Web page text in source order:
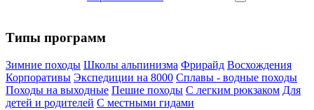
Типы программ
Зимние походы Школы альпинизма Фрирайд Восхождения
Корпоративы Экспедиции на 8000 Сплавы - водные походы
Походы на выходные Пешие походы С легким рюкзаком Для
детей и родителей С местными гидами